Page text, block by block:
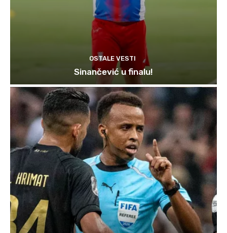
OSTALE VESTI
Sinančević u finalu!